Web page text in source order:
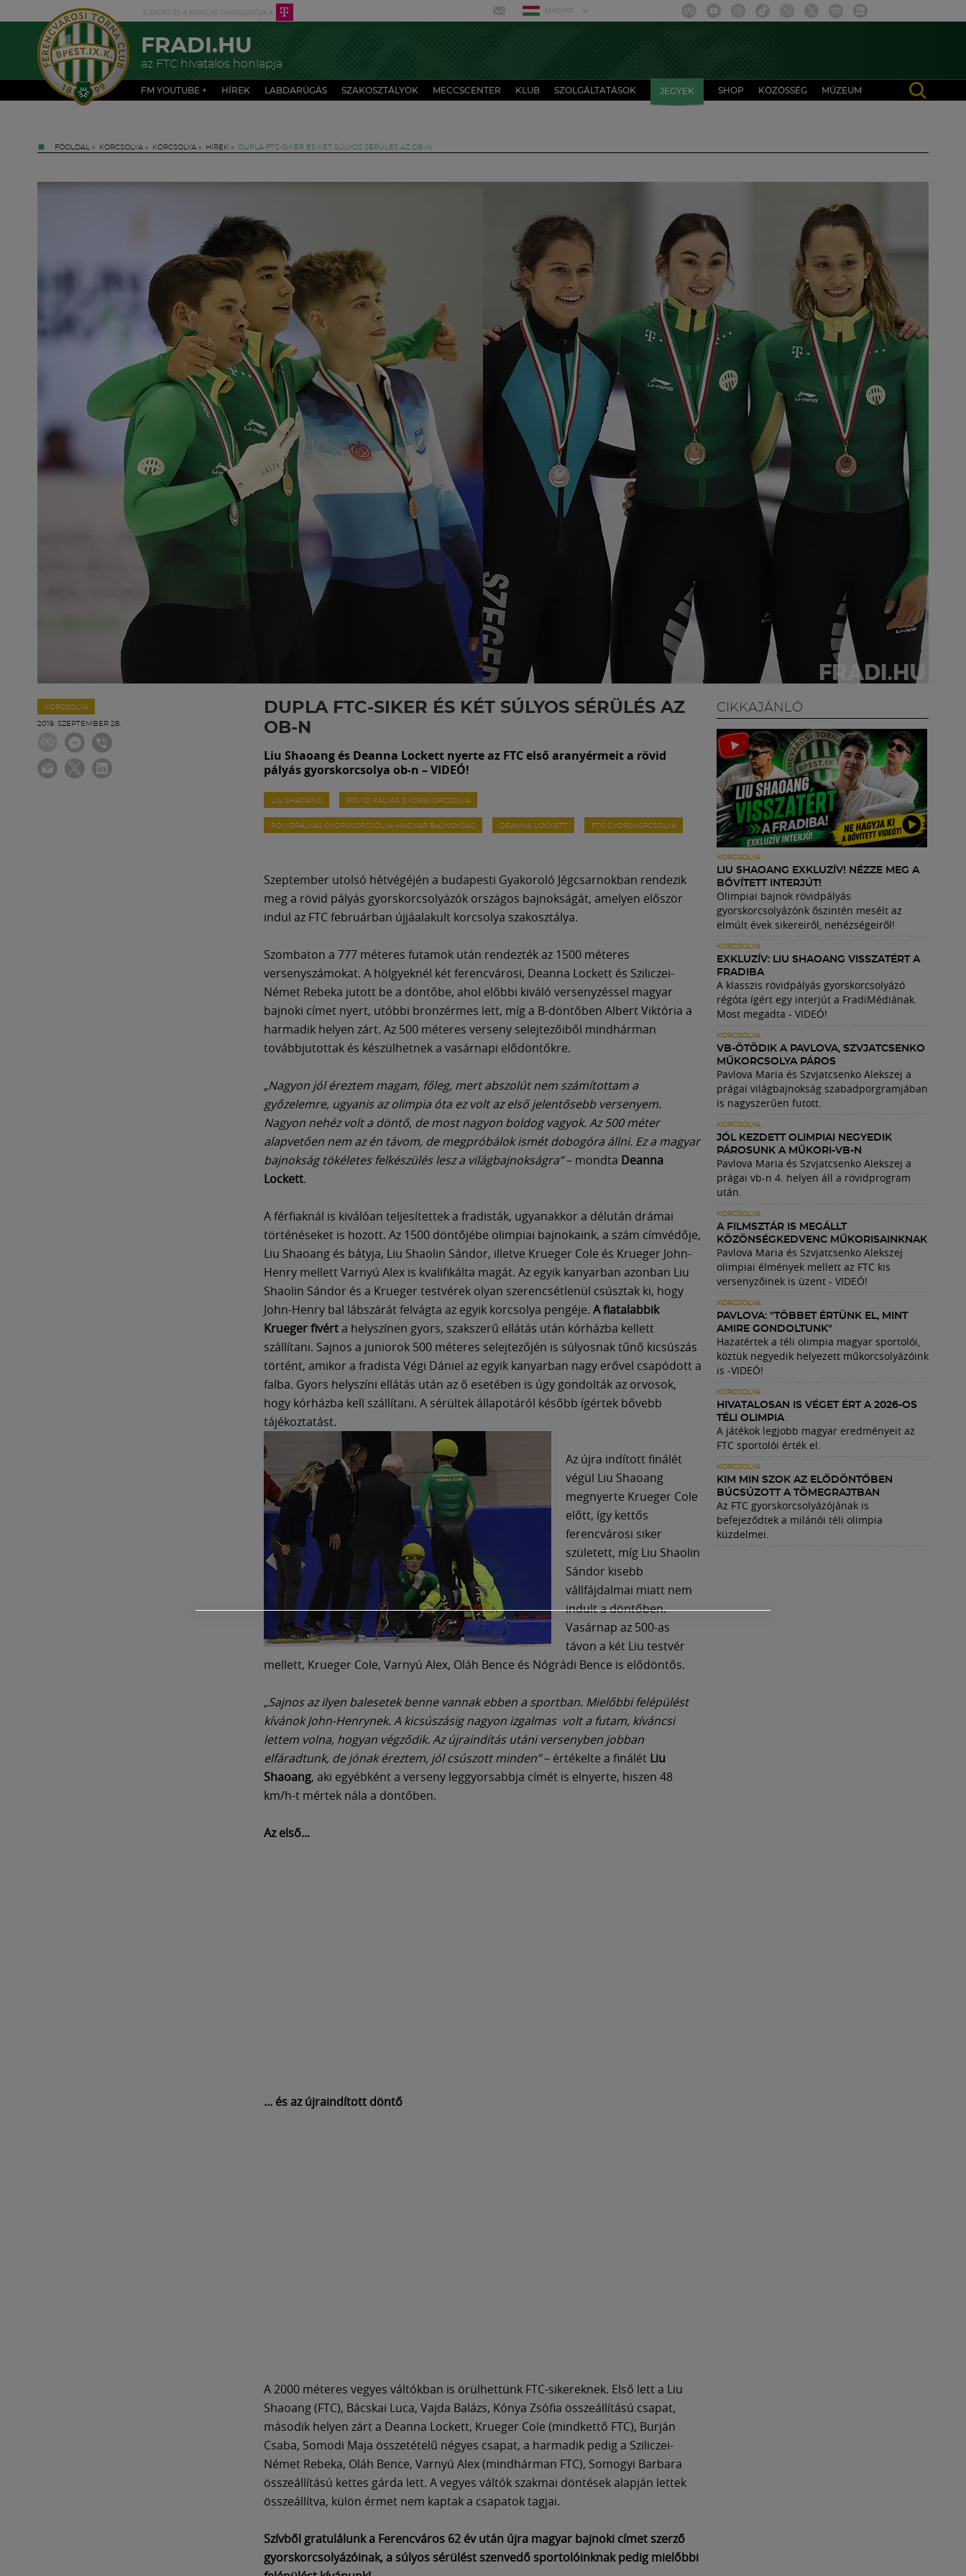
MAGYAR
FRADI.HU
az FTC hivatalos honlapja
FM YOUTUBE + HÍREK LABDARÚGÁS SZAKOSZTÁLYOK MECCSCENTER KLUB SZOLGÁLTATÁSOK JEGYEK SHOP KÖZÖSSÉG MÚZEUM
FŐOLDAL » KORCSOLYA » KORCSOLYA » HÍREK » DUPLA FTC-SIKER ÉS KÉT SÚLYOS SÉRÜLÉS AZ OB-N
KORCSOLYA
2019. SZEPTEMBER 28.
DUPLA FTC-SIKER ÉS KÉT SÚLYOS SÉRÜLÉS AZ
OB-N
Liu Shaoang és Deanna Lockett nyerte az FTC első aranyérmeit a rövid
pályás gyorskorcsolya ob-n – VIDEÓ!
LIU SHAOANG RÖVID PÁLYÁS GYORSKORCSOLYA
RÖVIDPÁLYÁS GYORSKORCSOLYA MAGYAR BAJNOKSÁG DEANNA LOCKETT FTC GYORSKORCSOLYA
Szeptember utolsó hétvégéjén a budapesti Gyakoroló Jégcsarnokban rendezik
meg a rövid pályás gyorskorcsolyázók országos bajnokságát, amelyen először
indul az FTC februárban újjáalakult korcsolya szakosztálya.
Szombaton a 777 méteres futamok után rendezték az 1500 méteres
versenyszámokat. A hölgyeknél két ferencvárosi, Deanna Lockett és Sziliczei-
Német Rebeka jutott be a döntőbe, ahol előbbi kiváló versenyzéssel magyar
bajnoki címet nyert, utóbbi bronzérmes lett, míg a B-döntőben Albert Viktória a
harmadik helyen zárt. Az 500 méteres verseny selejtezőiből mindhárman
továbbjutottak és készülhetnek a vasárnapi elődöntőkre.
„Nagyon jól éreztem magam, főleg, mert abszolút nem számítottam a
győzelemre, ugyanis az olimpia óta ez volt az első jelentősebb versenyem.
Nagyon nehéz volt a döntő, de most nagyon boldog vagyok. Az 500 méter
alapvetően nem az én távom, de megpróbálok ismét dobogóra állni. Ez a magyar
bajnokság tökéletes felkészülés lesz a világbajnokságra”– mondta Deanna
Lockett.
A férfiaknál is kiválóan teljesítettek a fradisták, ugyanakkor a délután drámai
történéseket is hozott. Az 1500 döntőjébe olimpiai bajnokaink, a szám címvédője,
Liu Shaoang és bátyja, Liu Shaolin Sándor, illetve Krueger Cole és Krueger John-
Henry mellett Varnyú Alex is kvalifikálta magát. Az egyik kanyarban azonban Liu
Shaolin Sándor és a Krueger testvérek olyan szerencsétlenül csúsztak ki, hogy
John-Henry bal lábszárát felvágta az egyik korcsolya pengéje. A fiatalabbik
Krueger fivérta helyszínen gyors, szakszerű ellátás után kórházba kellett
szállítani. Sajnos a juniorok 500 méteres selejtezőjén is súlyosnak tűnő kicsúszás
történt, amikor a fradista Végi Dániel az egyik kanyarban nagy erővel csapódott a
falba. Gyors helyszíni ellátás után az ő esetében is úgy gondolták az orvosok,
hogy kórházba kell szállítani. A sérültek állapotáról később ígértek bővebb
tájékoztatást.
Az újra indított finálét
végül Liu Shaoang
megnyerte Krueger Cole
előtt, így kettős
ferencvárosi siker
született, míg Liu Shaolin
Sándor kisebb
vállfájdalmai miatt nem
indult a döntőben.
Vasárnap az 500-as
távon a két Liu testvér
mellett, Krueger Cole, Varnyú Alex, Oláh Bence és Nógrádi Bence is elődöntős.
„Sajnos az ilyen balesetek benne vannak ebben a sportban. Mielőbbi felépülést
kívánok John-Henrynek. A kicsúszásig nagyon izgalmas volt a futam, kíváncsi
lettem volna, hogyan végződik. Az újraindítás utáni versenyben jobban
elfáradtunk, de jónak éreztem, jól csúszott minden”– értékelte a finálét Liu
Shaoang, aki egyébként a verseny leggyorsabbja címét is elnyerte, hiszen 48
km/h-t mértek nála a döntőben.
Az első...
... és az újraindított döntő
A 2000 méteres vegyes váltókban is örülhettünk FTC-sikereknek. Első lett a Liu
Shaoang (FTC), Bácskai Luca, Vajda Balázs, Kónya Zsófia összeállítású csapat,
második helyen zárt a Deanna Lockett, Krueger Cole (mindkettő FTC), Burján
Csaba, Somodi Maja összetételű négyes csapat, a harmadik pedig a Sziliczei-
Német Rebeka, Oláh Bence, Varnyú Alex (mindhárman FTC), Somogyi Barbara
összeállítású kettes gárda lett. A vegyes váltók szakmai döntések alapján lettek
összeállítva, külön érmet nem kaptak a csapatok tagjai.
Szívből gratulálunk a Ferencváros 62 év után újra magyar bajnoki címet szerző
gyorskorcsolyázóinak, a súlyos sérülést szenvedő sportolóinknak pedig mielőbbi
CIKKAJÁNLÓ
KORCSOLYA
LIU SHAOANG EXKLUZÍV! NÉZZE MEG A
BŐVÍTETT INTERJÚT!
Olimpiai bajnok rövidpályás
gyorskorcsolyázónk őszintén mesélt az
elmúlt évek sikereiről, nehézségeiről!
KORCSOLYA
EXKLUZÍV: LIU SHAOANG VISSZATÉRT A
FRADIBA
A klasszis rövidpályás gyorskorcsolyázó
régóta ígért egy interjút a FradiMédiának.
Most megadta - VIDEÓ!
KORCSOLYA
VB-ÖTÖDIK A PAVLOVA, SZVJATCSENKO
MŰKORCSOLYA PÁROS
Pavlova Maria és Szvjatcsenko Alekszej a
prágai világbajnokság szabadporgramjában
is nagyszerűen futott.
KORCSOLYA
JÓL KEZDETT OLIMPIAI NEGYEDIK
PÁROSUNK A MŰKORI-VB-N
Pavlova Maria és Szvjatcsenko Alekszej a
prágai vb-n 4. helyen áll a rövidprogram
után.
KORCSOLYA
A FILMSZTÁR IS MEGÁLLT
KÖZÖNSÉGKEDVENC MŰKORISAINKNAK
Pavlova Maria és Szvjatcsenko Alekszej
olimpiai élmények mellett az FTC kis
versenyzőinek is üzent - VIDEÓ!
KORCSOLYA
PAVLOVA: "TÖBBET ÉRTÜNK EL, MINT
AMIRE GONDOLTUNK"
Hazatértek a téli olimpia magyar sportolói,
köztük negyedik helyezett műkorcsolyázóink
is -VIDEÓ!
KORCSOLYA
HIVATALOSAN IS VÉGET ÉRT A 2026-OS
TÉLI OLIMPIA
A játékok legjobb magyar eredményeit az
FTC sportolói érték el.
KORCSOLYA
KIM MIN SZOK AZ ELŐDÖNTŐBEN
BÚCSÚZOTT A TÖMEGRAJTBAN
Az FTC gyorskorcsolyázójának is
befejeződtek a milánói téli olimpia
küzdelmei.